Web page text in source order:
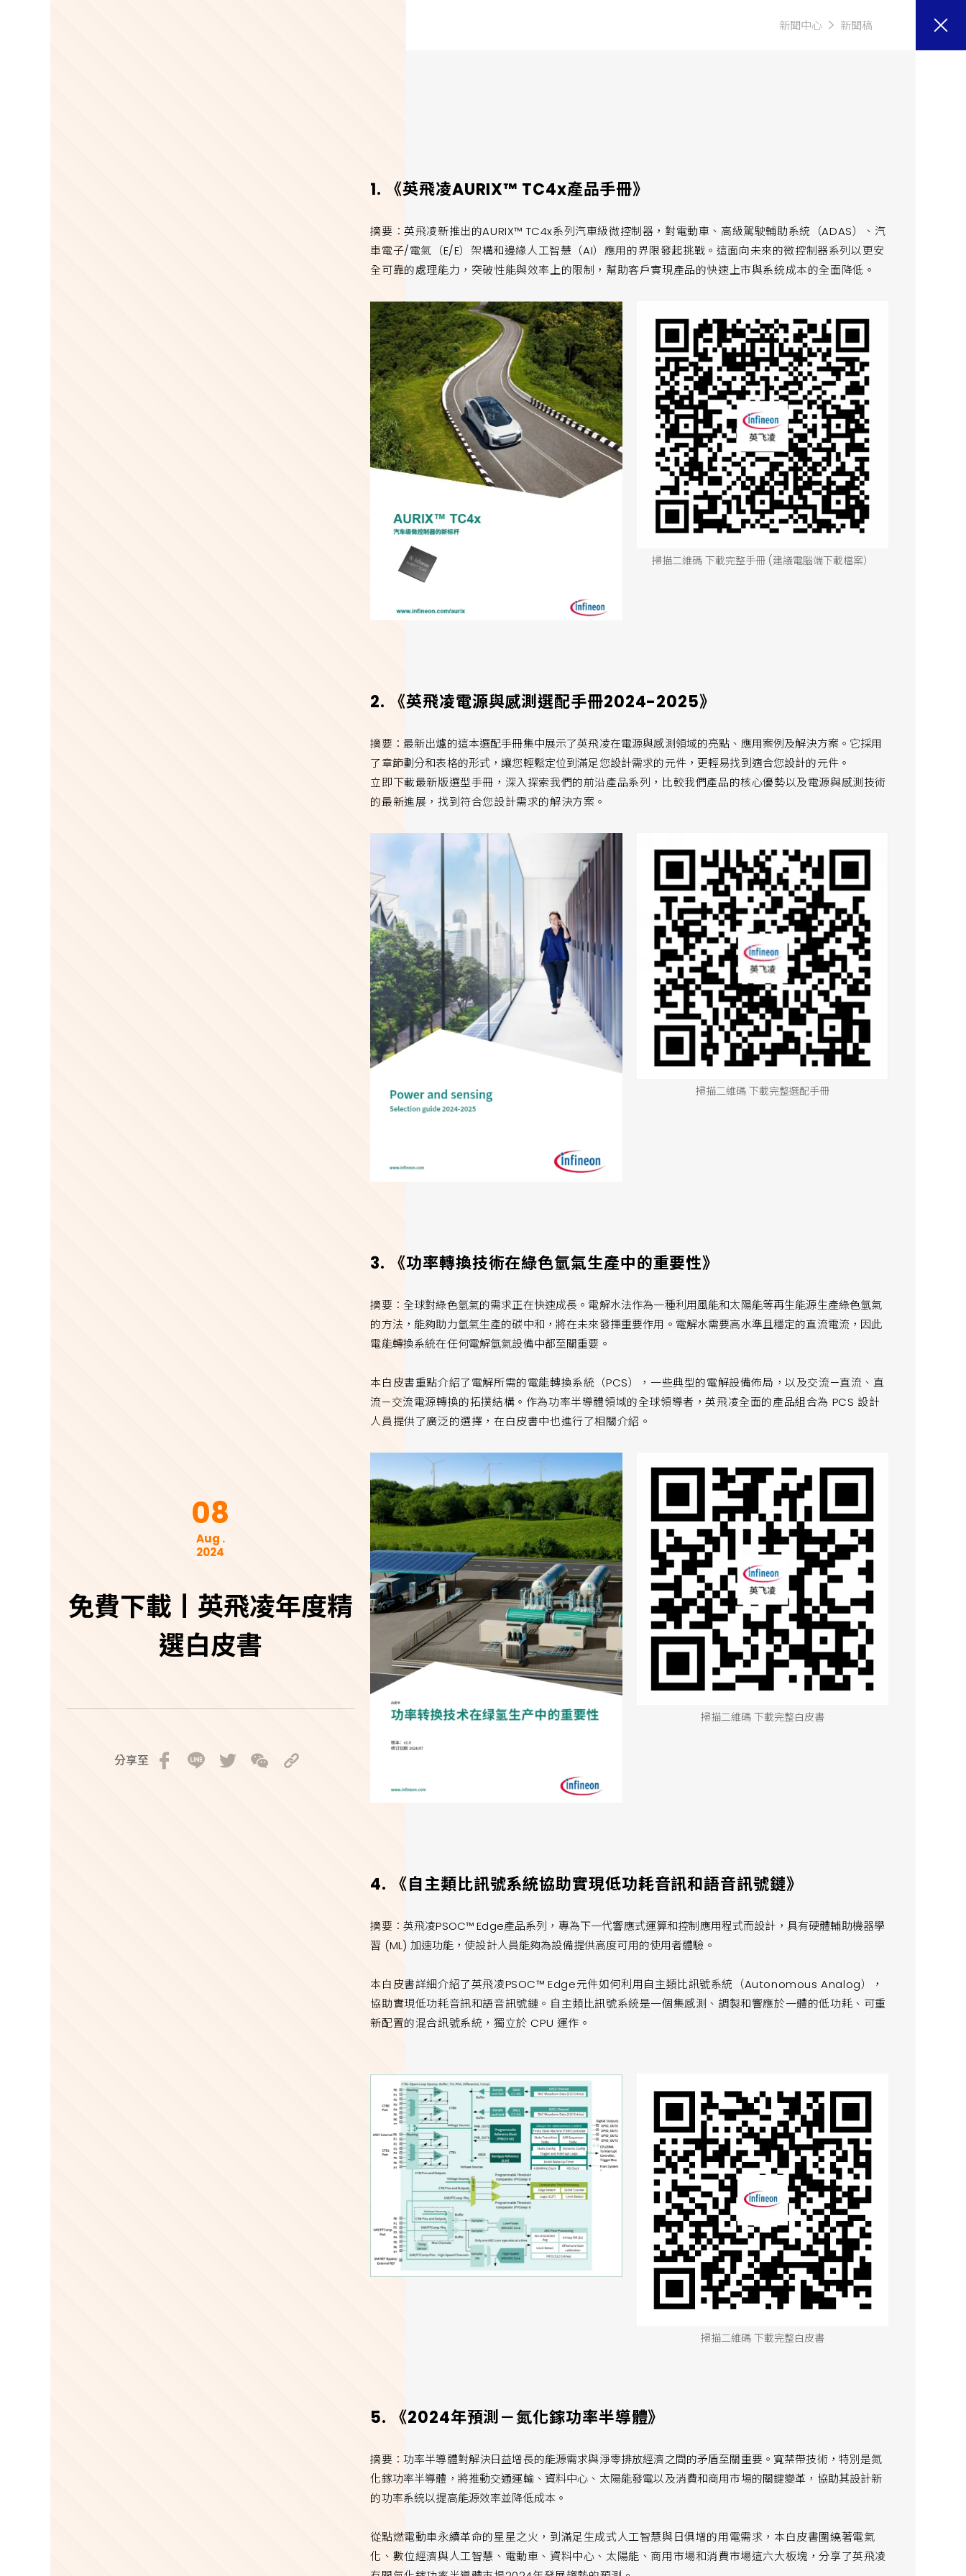
新聞中心 新聞稿
08
Aug .
2024
免費下載丨英飛凌年度精
選白皮書
分享至
1. 《英飛凌AURIX™ TC4x產品手冊》
掃描二維碼 下載完整手冊 (建議電腦端下載檔案）
摘要：英飛凌新推出的AURIX™ TC4x系列汽車級微控制器，對電動車、高級駕駛輔助系統（ADAS）、汽
車電子/電氣（E/E）架構和邊緣人工智慧（AI）應用的界限發起挑戰。這面向未來的微控制器系列以更安
全可靠的處理能力，突破性能與效率上的限制，幫助客戶實現產品的快速上市與系統成本的全面降低。
2. 《英飛凌電源與感測選配手冊2024-2025》
掃描二維碼 下載完整選配手冊
摘要：最新出爐的這本選配手冊集中展示了英飛凌在電源與感測領域的亮點、應用案例及解決方案。它採用
了章節劃分和表格的形式，讓您輕鬆定位到滿足您設計需求的元件，更輕易找到適合您設計的元件。
立即下載最新版選型手冊，深入探索我們的前沿產品系列，比較我們產品的核心優勢以及電源與感測技術
的最新進展，找到符合您設計需求的解決方案。
3. 《功率轉換技術在綠色氫氣生產中的重要性》
掃描二維碼 下載完整白皮書
摘要：全球對綠色氫氣的需求正在快速成長。電解水法作為一種利用風能和太陽能等再生能源生產綠色氫氣
的方法，能夠助力氫氣生產的碳中和，將在未來發揮重要作用。電解水需要高水準且穩定的直流電流，因此
電能轉換系統在任何電解氫氣設備中都至關重要。
本白皮書重點介紹了電解所需的電能轉換系統（PCS），一些典型的電解設備佈局，以及交流—直流、直
流—交流電源轉換的拓撲結構。作為功率半導體領域的全球領導者，英飛凌全面的產品組合為 PCS 設計
人員提供了廣泛的選擇，在白皮書中也進行了相關介紹。
4. 《自主類比訊號系統協助實現低功耗音訊和語音訊號鏈》
掃描二維碼 下載完整白皮書
摘要：英飛凌PSOC™ Edge產品系列，專為下一代響應式運算和控制應用程式而設計，具有硬體輔助機器學
習 (ML) 加速功能，使設計人員能夠為設備提供高度可用的使用者體驗。
本白皮書詳細介紹了英飛凌PSOC™ Edge元件如何利用自主類比訊號系統（Autonomous Analog），
協助實現低功耗音訊和語音訊號鏈。自主類比訊號系統是一個集感測、調製和響應於一體的低功耗、可重
新配置的混合訊號系統，獨立於 CPU 運作。
5. 《2024年預測－氮化鎵功率半導體》
摘要：功率半導體對解決日益增長的能源需求與淨零排放經濟之間的矛盾至關重要。寬禁帶技術，特別是氮
化鎵功率半導體，將推動交通運輸、資料中心、太陽能發電以及消費和商用市場的關鍵變革，協助其設計新
的功率系統以提高能源效率並降低成本。
從點燃電動車永續革命的星星之火，到滿足生成式人工智慧與日俱增的用電需求，本白皮書圍繞著電氣
化、數位經濟與人工智慧、電動車、資料中心、太陽能、商用市場和消費市場這六大板塊，分享了英飛凌